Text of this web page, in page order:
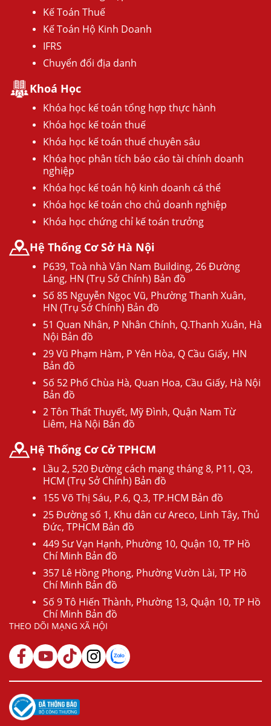
Kế Toán Thuế
Kế Toán Hộ Kinh Doanh
IFRS
Chuyển đổi địa danh
Khoá Học
Khóa học kế toán tổng hợp thực hành
Khóa học kế toán thuế
Khóa học kế toán thuế chuyên sâu
Khóa học phân tích báo cáo tài chính doanh
nghiệp
Khóa học kế toán hộ kinh doanh cá thể
Khóa học kế toán cho chủ doanh nghiệp
Khóa học chứng chỉ kế toán trưởng
Hệ Thống Cơ Sở Hà Nội
P639, Toà nhà Vân Nam Building, 26 Đường
Láng, HN (Trụ Sở Chính) Bản đồ
Số 85 Nguyễn Ngọc Vũ, Phường Thanh Xuân,
HN (Trụ Sở Chính) Bản đồ
51 Quan Nhân, P Nhân Chính, Q.Thanh Xuân, Hà
Nội Bản đồ
29 Vũ Phạm Hàm, P Yên Hòa, Q Cầu Giấy, HN
Bản đồ
Số 52 Phố Chùa Hà, Quan Hoa, Cầu Giấy, Hà Nội
Bản đồ
2 Tôn Thất Thuyết, Mỹ Đình, Quận Nam Từ
Liêm, Hà Nội Bản đồ
Hệ Thống Cơ Cở TPHCM
Lầu 2, 520 Đường cách mạng tháng 8, P11, Q3,
HCM (Trụ Sở Chính) Bản đồ
155 Võ Thị Sáu, P.6, Q.3, TP.HCM Bản đồ
25 Đường số 1, Khu dân cư Areco, Linh Tây, Thủ
Đức, TPHCM Bản đồ
449 Sư Vạn Hạnh, Phường 10, Quận 10, TP Hồ
Chí Minh Bản đồ
357 Lê Hồng Phong, Phường Vườn Lài, TP Hồ
Chí Minh Bản đồ
Số 9 Tô Hiến Thành, Phường 13, Quận 10, TP Hồ
Chí Minh Bản đồ
THEO DÕI MẠNG XÃ HỘI